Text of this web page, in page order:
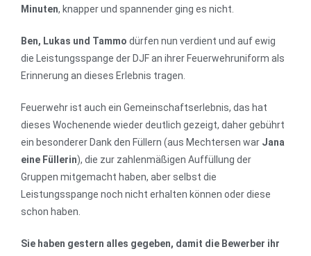
Minuten, knapper und spannender ging es nicht.
Ben, Lukas und Tammo dürfen nun verdient und auf ewig
die Leistungsspange der DJF an ihrer Feuerwehruniform als
Erinnerung an dieses Erlebnis tragen.
Feuerwehr ist auch ein Gemeinschaftserlebnis, das hat
dieses Wochenende wieder deutlich gezeigt, daher gebührt
ein besonderer Dank den Füllern (aus Mechtersen war Jana
eine Füllerin), die zur zahlenmäßigen Auffüllung der
Gruppen mitgemacht haben, aber selbst die
Leistungsspange noch nicht erhalten können oder diese
schon haben.
Sie haben gestern alles gegeben, damit die Bewerber ihr